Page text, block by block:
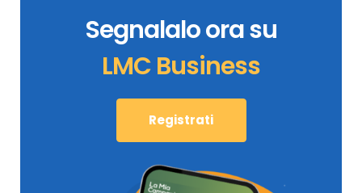
Segnalalo ora su
LMC Business
Registrati